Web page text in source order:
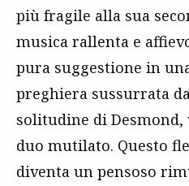
più fragile alla sua
musica rallenta e
pura suggestione in
preghiera sussurrata
solitudine di
duo mutilato. Questo
diventa un pensoso